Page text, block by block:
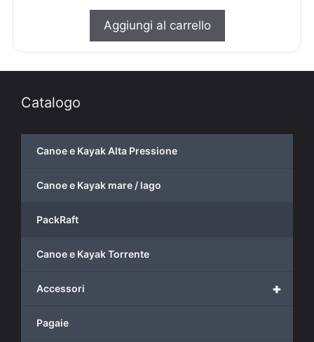
Aggiungi al carrello
Catalogo
Canoe e Kayak Alta Pressione
Canoe e Kayak mare / lago
PackRaft
Canoe e Kayak Torrente
+
Accessori
Pagaie